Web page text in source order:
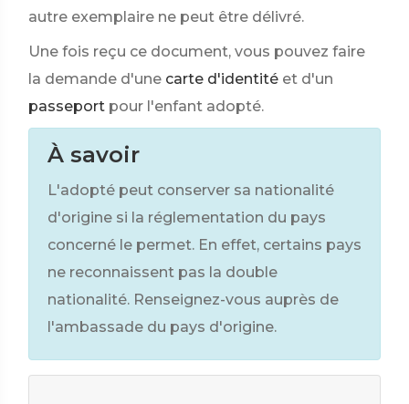
autre exemplaire ne peut être délivré.
Une fois reçu ce document, vous pouvez faire
la demande d'une carte d'identité et d'un
passeport pour l'enfant adopté.
À savoir
L'adopté peut conserver sa nationalité
d'origine si la réglementation du pays
concerné le permet. En effet, certains pays
ne reconnaissent pas la double
nationalité. Renseignez-vous auprès de
l'ambassade du pays d'origine.